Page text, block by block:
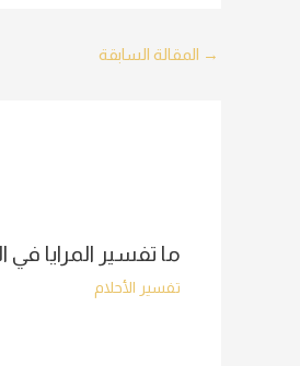
Post
→ المقالة السابقة
ما تفسير المرايا في
تفسير الأحلام